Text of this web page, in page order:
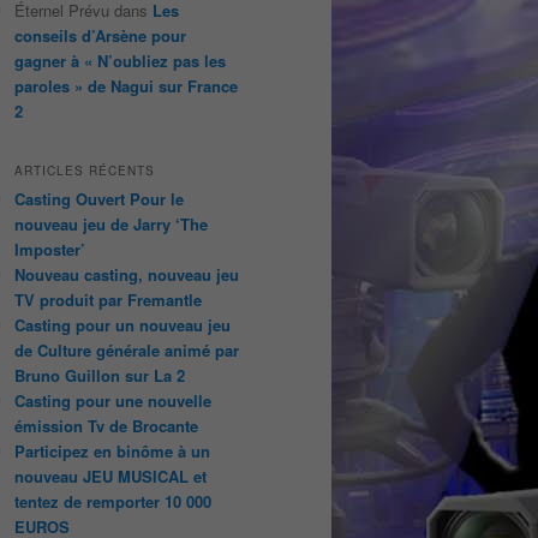
Éternel Prévu dans Les
conseils d’Arsène pour
gagner à « N’oubliez pas les
paroles » de Nagui sur France
2
ARTICLES RÉCENTS
Casting Ouvert Pour le
nouveau jeu de Jarry ‘The
Imposter’
Nouveau casting, nouveau jeu
TV produit par Fremantle
Casting pour un nouveau jeu
de Culture générale animé par
Bruno Guillon sur La 2
Casting pour une nouvelle
émission Tv de Brocante
Participez en binôme à un
nouveau JEU MUSICAL et
tentez de remporter 10 000
EUROS